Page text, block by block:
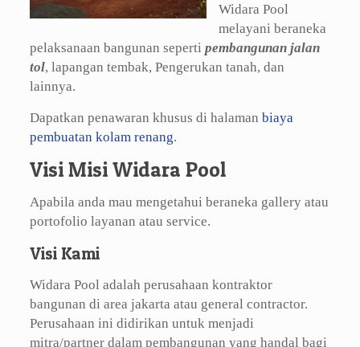
Widara Pool
melayani beraneka
pelaksanaan bangunan seperti pembangunan jalan
tol, lapangan tembak, Pengerukan tanah, dan
lainnya.
Dapatkan penawaran khusus di halaman biaya
pembuatan kolam renang.
Visi Misi Widara Pool
Apabila anda mau mengetahui beraneka gallery atau
portofolio layanan atau service.
Visi Kami
Widara Pool adalah perusahaan kontraktor
bangunan di area jakarta atau general contractor.
Perusahaan ini didirikan untuk menjadi
mitra/partner dalam pembangunan yang handal bagi